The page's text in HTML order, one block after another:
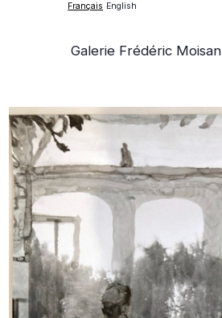
Français English
Galerie Frédéric Moisan